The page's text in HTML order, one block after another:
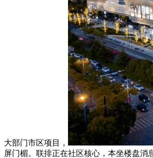
大部门市区项目，
屏门楣。联排正在社区核心，本坐楼盘